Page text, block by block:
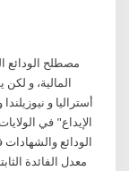
مصطلح الودائع
المالية، و
أستراليا و
الإيداع" في